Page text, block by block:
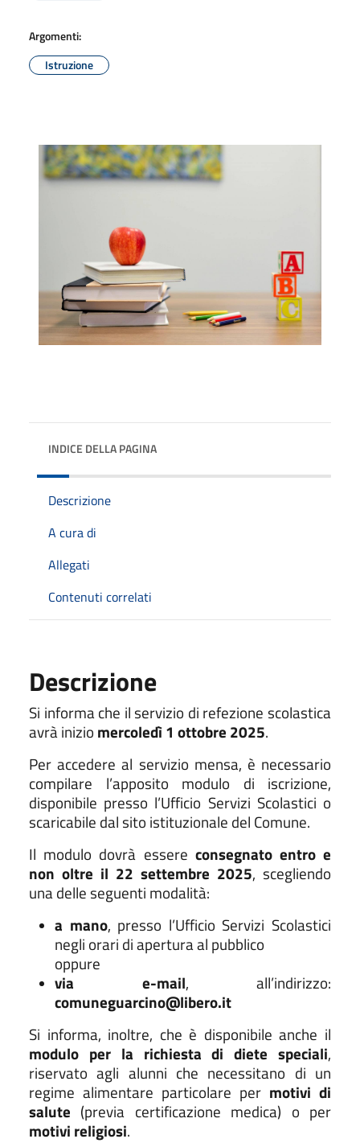
Argomenti:
Istruzione
INDICE DELLA PAGINA
Descrizione
A cura di
Allegati
Contenuti correlati
Descrizione
Si informa che il servizio di refezione scolastica
avrà inizio mercoledì 1 ottobre 2025.
Per accedere al servizio mensa, è necessario
compilare l’apposito modulo di iscrizione,
disponibile presso l’Ufficio Servizi Scolastici o
scaricabile dal sito istituzionale del Comune.
Il modulo dovrà essere consegnato entro e
non oltre il 22 settembre 2025, scegliendo
una delle seguenti modalità:
a mano, presso l’Ufficio Servizi Scolastici
negli orari di apertura al pubblico
oppure
via e-mail, all’indirizzo:
comuneguarcino@libero.it
Si informa, inoltre, che è disponibile anche il
modulo per la richiesta di diete speciali,
riservato agli alunni che necessitano di un
regime alimentare particolare per motivi di
salute (previa certificazione medica) o per
motivi religiosi.